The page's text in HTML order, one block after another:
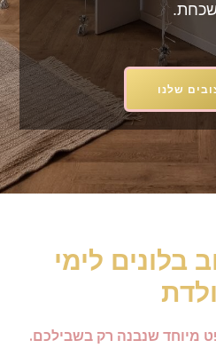
שלנו
בלונים לימי
מיוחד שנבנה רק בשבילכם.